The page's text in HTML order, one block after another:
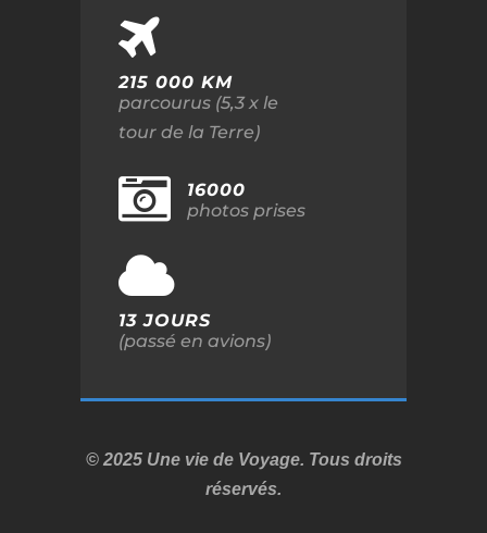
215 000 KM
parcourus (5,3 x le
tour de la Terre)
16000
photos prises
13 JOURS
(passé en avions)
© 2025 Une vie de Voyage. Tous droits
réservés.